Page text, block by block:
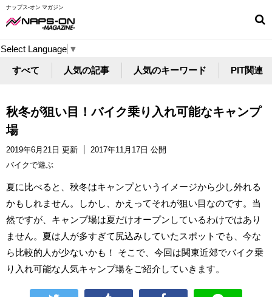
ナップス-オン マガジン
Select Language ▼
すべて 人気の記事 人気のキーワード PIT関連
秋冬が狙い目！バイク乗り入れ可能なキャンプ
場
2019年6月21日 更新
2017年11月17日 公開
バイクで遊ぶ
夏に比べると、秋冬はキャンプというイメージから少し外れる
かもしれません。しかし、かえってそれが狙い目なのです。当
然ですが、キャンプ場は夏だけオープンしているわけではあり
ません。夏は人が多すぎて尻込みしていたスポットでも、今な
ら比較的人が少ないかも！ そこで、今回は関東近郊でバイク乗
り入れ可能な人気キャンプ場をご紹介していきます。